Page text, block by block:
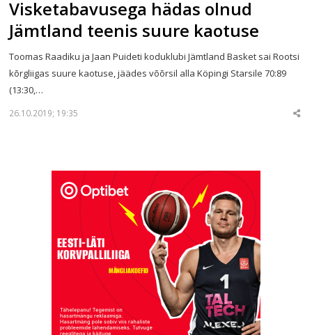
Visketabavusega hädas olnud
Jämtland teenis suure kaotuse
Toomas Raadiku ja Jaan Puideti koduklubi Jämtland Basket sai Rootsi
kõrgliigas suure kaotuse, jäädes võõrsil alla Köpingi Starsile 70:89
(13:30,…
26.10.2019; 19:35